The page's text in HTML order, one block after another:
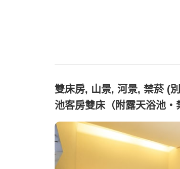
雙床房, 山景, 河景, 禁菸 (
池客房雙床（附露天浴池・